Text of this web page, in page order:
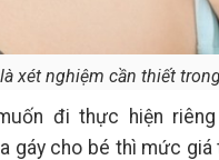
xét nghiệm cần thiết
đi thực hiện
gáy cho bé thì mức giá